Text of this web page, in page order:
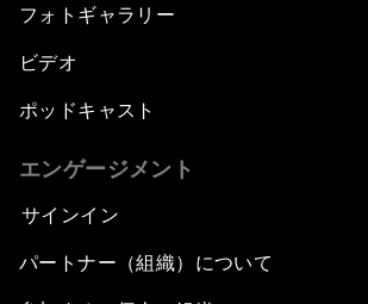
フォトギャラリー
ビデオ
ポッドキャスト
エンゲージメント
サインイン
パートナー（組織）について